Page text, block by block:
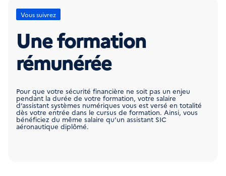
Vous suivrez
Une formation
rémunérée
Pour que votre sécurité financière ne soit pas un enjeu
pendant la durée de votre formation, votre salaire
d’assistant systèmes numériques vous est versé en totalité
dès votre entrée dans le cursus de formation. Ainsi, vous
bénéficiez du même salaire qu’un assistant SIC
aéronautique diplômé.